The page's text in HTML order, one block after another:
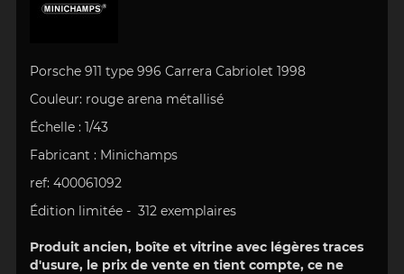
Porsche 911 type 996 Carrera Cabriolet 1998
Couleur: rouge arena métallisé
Échelle : 1/43
Fabricant : Minichamps
ref: 400061092
Édition limitée - 312 exemplaires
Produit ancien, boîte et vitrine avec légères traces
d'usure, le prix de vente en tient compte, ce ne